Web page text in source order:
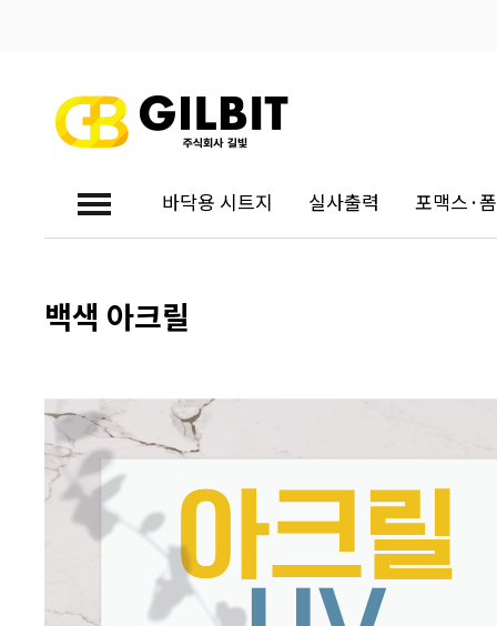
바닥용 시트지 실사출력
포맥스·
대량견적문의
백색 아크릴